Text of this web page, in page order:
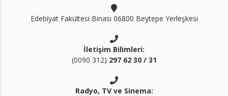
Edebiyat Fakültesi Binası 06800 Beytepe Yerleşkesi
İletişim Bilimleri:
(0090 312) 297 62 30 / 31
Radyo, TV ve Sinema: